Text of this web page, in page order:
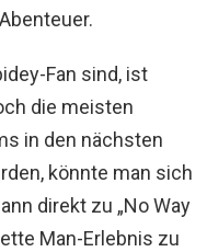
Fan sind, ist
die meisten
in den nächsten
könnte man sich
direkt zu „No Way
Man-Erlebnis zu